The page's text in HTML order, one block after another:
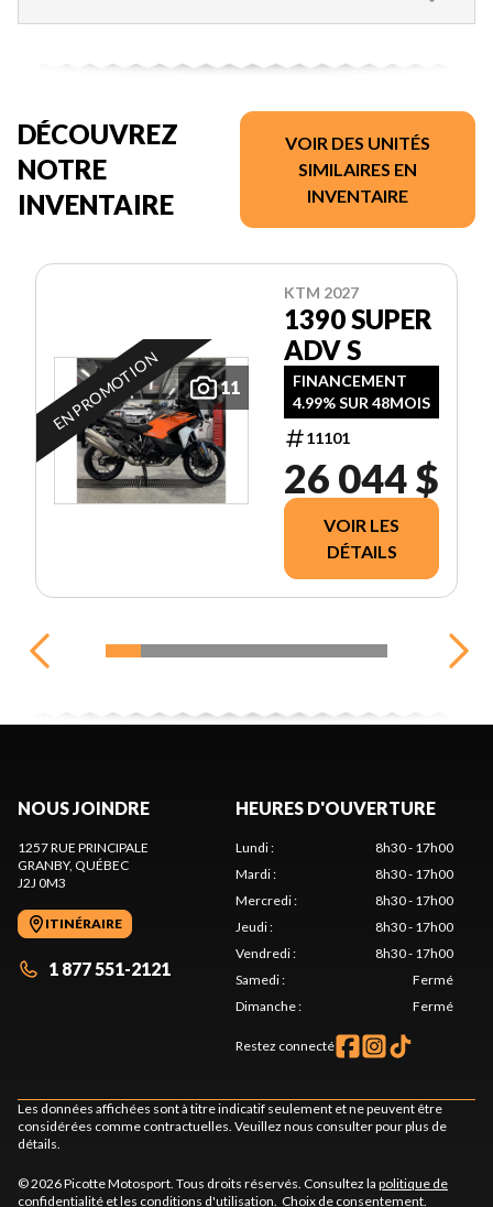
DÉCOUVREZ
NOTRE
INVENTAIRE
VOIR DES UNITÉS
SIMILAIRES EN
INVENTAIRE
11
EN PROMOTION
KTM 2027
1390 SUPER
ADV S
FINANCEMENT
4.99% SUR 48MOIS
11101
26 044 $
VOIR LES
DÉTAILS
NOUS JOINDRE
1257 RUE PRINCIPALE
GRANBY, QUÉBEC
J2J 0M3
ITINÉRAIRE
1 877 551-2121
HEURES D'OUVERTURE
Lundi:
8h30 - 17h00
Mardi:
8h30 - 17h00
Mercredi:
8h30 - 17h00
Jeudi:
8h30 - 17h00
Vendredi:
8h30 - 17h00
Samedi:
Fermé
Dimanche: Fermé
Restez connecté
Les données affichées sont à titre indicatif seulement et ne peuvent être
considérées comme contractuelles. Veuillez nous consulter pour plus de
détails.
© 2026 Picotte Motosport. Tous droits réservés. Consultez la politique de
confidentialité et les conditions d'utilisation Choix de consentement.